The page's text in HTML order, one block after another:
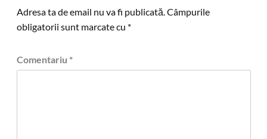
Adresa ta de email nu va fi publicată.Câmpurile
obligatorii sunt marcate cu *
Comentariu *